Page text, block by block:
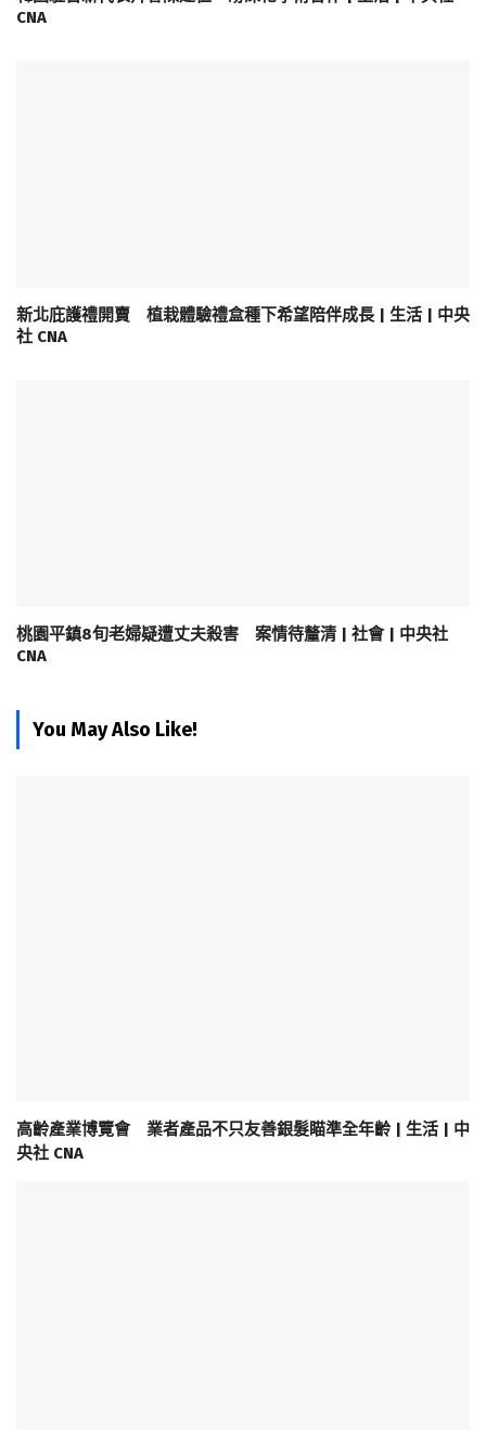
CNA
新北庇護禮開賣 植栽體驗禮盒種下希望陪伴成長 | 生活 | 中央
社 CNA
桃園平鎮8旬老婦疑遭丈夫殺害 案情待釐清 | 社會 | 中央社
CNA
You May Also Like!
高齡產業博覽會 業者產品不只友善銀髮瞄準全年齡 | 生活 | 中
央社 CNA